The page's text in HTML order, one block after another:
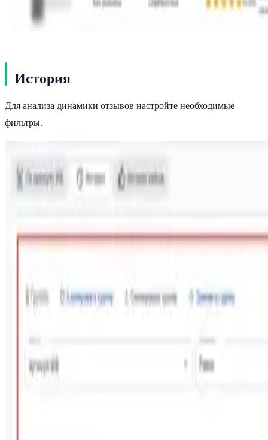
История
Для анализа динамики отзывов настройте необходимые
фильтры.